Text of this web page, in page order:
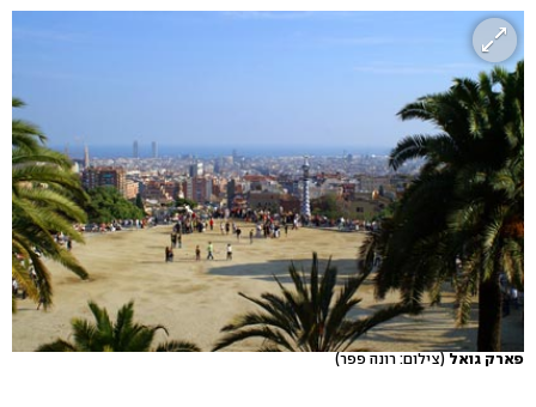
פארק גואל(צילום: רונה פפר)